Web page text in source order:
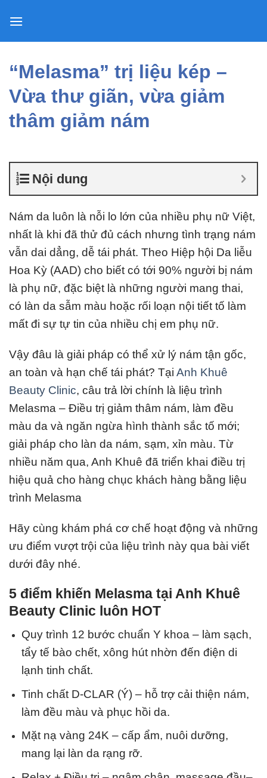
“Melasma” trị liệu kép –
Vừa thư giãn, vừa giảm
thâm giảm nám
Nội dung
Nám da luôn là nỗi lo lớn của nhiều phụ nữ Việt,
nhất là khi đã thử đủ cách nhưng tình trạng nám
vẫn dai dẳng, dễ tái phát. Theo Hiệp hội Da liễu
Hoa Kỳ (AAD) cho biết có tới 90% người bị nám
là phụ nữ, đặc biệt là những người mang thai,
có làn da sẫm màu hoặc rối loạn nội tiết tố làm
mất đi sự tự tin của nhiều chị em phụ nữ.
Vậy đâu là giải pháp có thể xử lý nám tận gốc,
an toàn và hạn chế tái phát? Tại Anh Khuê
Beauty Clinic, câu trả lời chính là liệu trình
Melasma – Điều trị giảm thâm nám, làm đều
màu da và ngăn ngừa hình thành sắc tố mới;
giải pháp cho làn da nám, sạm, xỉn màu. Từ
nhiều năm qua, Anh Khuê đã triển khai điều trị
hiệu quả cho hàng chục khách hàng bằng liệu
trình Melasma
Hãy cùng khám phá cơ chế hoạt động và những
ưu điểm vượt trội của liệu trình này qua bài viết
dưới đây nhé.
5 điểm khiến Melasma tại Anh Khuê
Beauty Clinic luôn HOT
Quy trình 12 bước chuẩn Y khoa – làm sạch,
tẩy tế bào chết, xông hút nhờn đến điện di
lạnh tinh chất.
Tinh chất D-CLAR (Ý) – hỗ trợ cải thiện nám,
làm đều màu và phục hồi da.
Mặt nạ vàng 24K – cấp ẩm, nuôi dưỡng,
mang lại làn da rạng rỡ.